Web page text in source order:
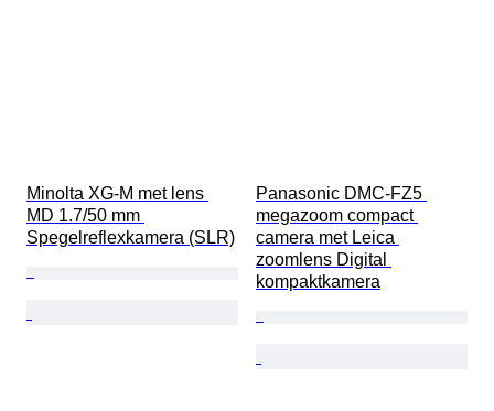
Minolta XG-M met lens
MD 1.7/50 mm
Spegelreflexkamera (SLR)
Panasonic DMC-FZ5
megazoom compact
camera met Leica
zoomlens Digital
kompaktkamera